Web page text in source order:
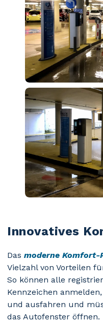
Innovatives
Das moderne Komfort-
Vielzahl von Vorteilen
So können alle
Kennzeichen
und ausfahren und
das Autofenster öffnen.